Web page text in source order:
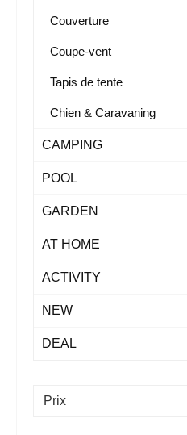
Couverture
Coupe-vent
Tapis de tente
Chien & Caravaning
CAMPING
POOL
GARDEN
AT HOME
ACTIVITY
NEW
DEAL
Prix